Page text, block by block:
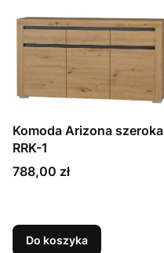
Komoda Arizona szeroka
RRK-1
Cena
788,00 zł
Do koszyka